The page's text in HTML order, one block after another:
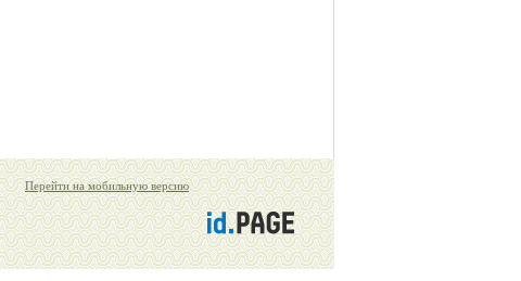
Перейти на мобильную версию